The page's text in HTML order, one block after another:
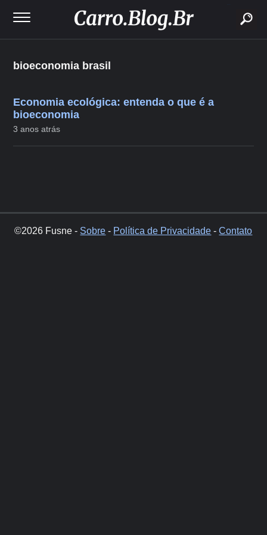
bioeconomia brasil
Economia ecológica: entenda o que é a
bioeconomia
3 anos atrás
©2026 Fusne - Sobre - Política de Privacidade -Contato